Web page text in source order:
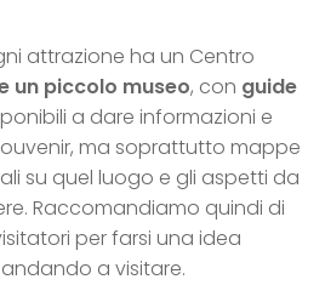
attrazione ha un Centro
un piccolo museo, con guide
a dare informazioni e
ma soprattutto mappe
su quel luogo e gli aspetti da
Raccomandiamo quindi di
per farsi una idea
a visitare.